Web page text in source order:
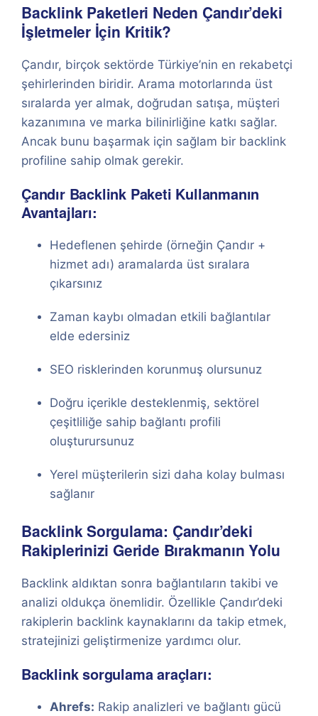
Backlink Paketleri Neden Çandır’deki
İşletmeler İçin Kritik?
Çandır, birçok sektörde Türkiye’nin en rekabetçi
şehirlerinden biridir. Arama motorlarında üst
sıralarda yer almak, doğrudan satışa, müşteri
kazanımına ve marka bilinirliğine katkı sağlar.
Ancak bunu başarmak için sağlam bir backlink
profiline sahip olmak gerekir.
Çandır Backlink Paketi Kullanmanın
Avantajları:
Hedeflenen şehirde (örneğin Çandır +
hizmet adı) aramalarda üst sıralara
çıkarsınız
Zaman kaybı olmadan etkili bağlantılar
elde edersiniz
SEO risklerinden korunmuş olursunuz
Doğru içerikle desteklenmiş, sektörel
çeşitliliğe sahip bağlantı profili
oluşturursunuz
Yerel müşterilerin sizi daha kolay bulması
sağlanır
Backlink Sorgulama: Çandır’deki
Rakiplerinizi Geride Bırakmanın Yolu
Backlink aldıktan sonra bağlantıların takibi ve
analizi oldukça önemlidir. Özellikle Çandır’deki
rakiplerin backlink kaynaklarını da takip etmek,
stratejinizi geliştirmenize yardımcı olur.
Backlink sorgulama araçları:
Ahrefs: Rakip analizleri ve bağlantı gücü